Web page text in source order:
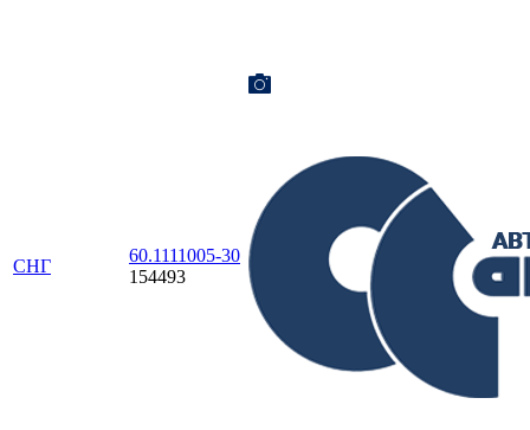
СНГ
60.1111005-30
154493